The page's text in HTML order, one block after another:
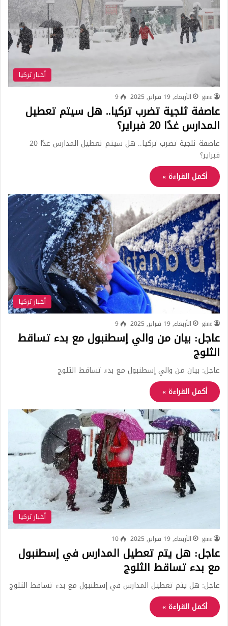
أخبار تركيا
gine الأربعاء, 19 فبراير, 2025 9
عاصفة ثلجية تضرب تركيا.. هل سيتم تعطيل
المدارس غدًا 20 فبراير؟
عاصفة ثلجية تضرب تركيا.. هل سيتم تعطيل المدارس غدًا 20
فبراير؟
أكمل القراءة »
أخبار تركيا
gine الأربعاء, 19 فبراير, 2025 9
عاجل: بيان من والي إسطنبول مع بدء تساقط
الثلوج
عاجل: بيان من والي إسطنبول مع بدء تساقط الثلوج
أكمل القراءة »
أخبار تركيا
gine الأربعاء, 19 فبراير, 2025 10
عاجل: هل يتم تعطيل المدارس في إسطنبول
مع بدء تساقط الثلوج
عاجل: هل يتم تعطيل المدارس في إسطنبول مع بدء تساقط الثلوج
أكمل القراءة »